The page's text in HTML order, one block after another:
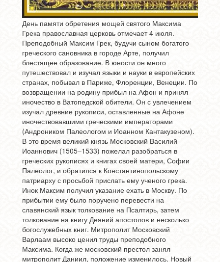
День памяти обретения мощей святого Максима
Грека православная церковь отмечает 4 июля.
Преподобный Максим Грек, будучи сыном богатого
греческого сановника в городе Арте, получил
блестящее образование. В юности он много
путешествовал и изучал языки и науки в европейских
странах, побывал в Париже, Флоренции, Венеции. По
возвращении на родину прибыл на Афон и принял
иночество в Ватопедской обители. Он с увлечением
изучал древние рукописи, оставленные на Афоне
иночествовавшими греческими императорами
(Андроником Палеологом и Иоанном Кантакузеном).
В это время великий князь Московский Василий
Иоаннович (1505–1533) пожелал разобраться в
греческих рукописях и книгах своей матери, Софии
Палеолог, и обратился к Константинопольскому
патриарху с просьбой прислать ему ученого грека.
Инок Максим получил указание ехать в Москву. По
прибытии ему было поручено перевести на
славянский язык толкование на Псалтирь, затем
толкование на книгу Деяний апостолов и несколько
богослужебных книг. Митрополит Московский
Варлаам высоко ценил труды преподобного
Максима. Когда же московский престол занял
митрополит Даниил, положение изменилось. Новый